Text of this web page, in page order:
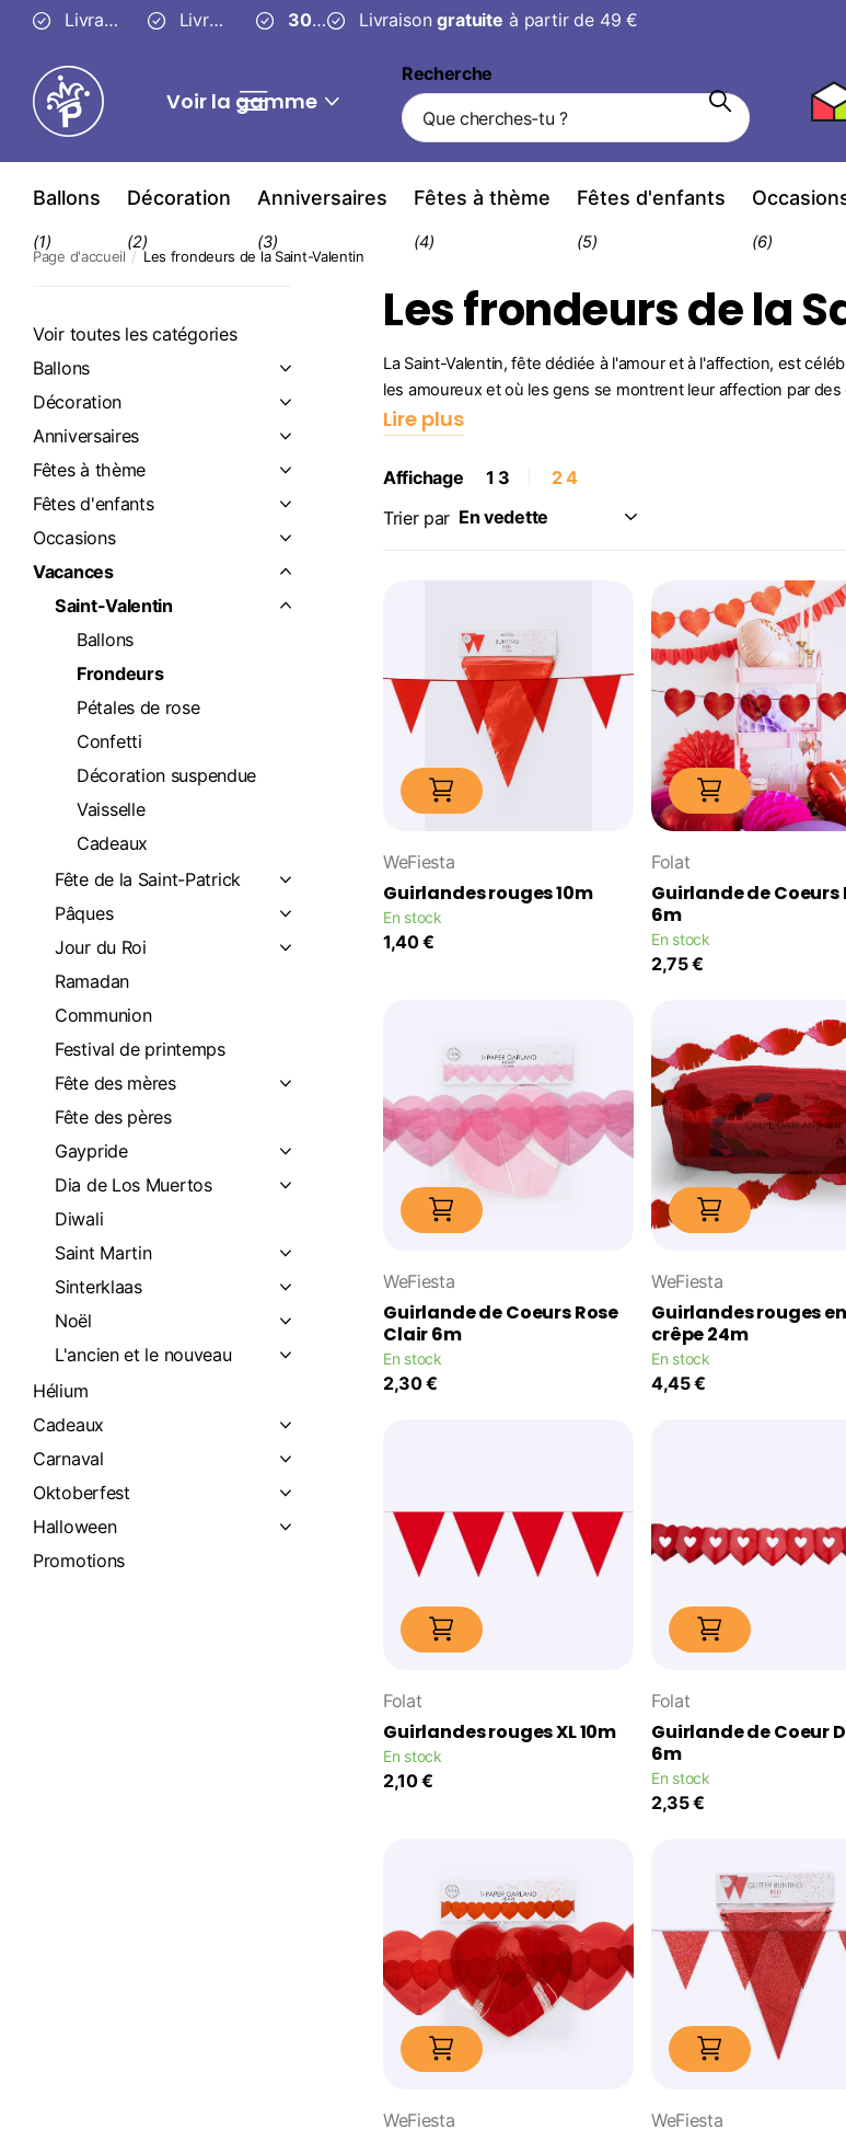
Livraison fiable en 3 à 4 joursouvrés
Livraison gratuiteà partir de 49 €
30 jours pour changer d’avis
30 jours pour changer d’avis
Voir la gamme
Recherche
Ballons
(1)
Décoration
(2)
Anniversaires
(3)
Fêtes à thème
(4)
Fêtes d'enfants
(5) (6)
Page d'accueil Les frondeurs de la Saint-Valentin
Les frondeurs de la
La Saint-Valentin, fête dédiée à l'amour et à l'affection, est
les amoureux et où les gens se montrent leur affection par
Lire plus
Affichage 1 3 24
Trier par
WeFiesta
Guirlandes rouges 10m
En stock
1,40 €
Folat
Guirlande de Coeurs
6m
En stock
2,75 €
WeFiesta
Guirlande de Coeurs Rose
Clair 6m
En stock
2,30 €
WeFiesta
Guirlandes rouges en
crêpe 24m
En stock
4,45 €
Folat
Guirlandes rouges XL 10m
En stock
2,10 €
Folat
Guirlande de Coeur
6m
En stock
2,35 €
WeFiesta WeFiesta
Voir toutes les catégories
Ballons
Décoration
Anniversaires
Fêtes à thème
Fêtes d'enfants
Occasions
Vacances
Saint-Valentin
Ballons
Frondeurs
Pétales de rose
Confetti
Décoration suspendue
Vaisselle
Cadeaux
Fête de la Saint-Patrick
Pâques
Jour du Roi
Ramadan
Communion
Festival de printemps
Fête des mères
Fête des pères
Gaypride
Dia de Los Muertos
Diwali
Saint Martin
Sinterklaas
Noël
L'ancien et le nouveau
Hélium
Cadeaux
Carnaval
Oktoberfest
Halloween
Promotions